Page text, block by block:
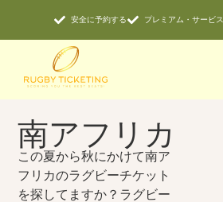
安全に予約する プレミアム・サービス
南アフリカ
この夏から秋にかけて南ア
フリカのラグビーチケット
を探してますか？ラグビー